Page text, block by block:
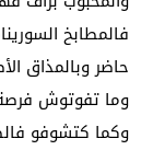
فالمطابخ
حاضر وبالمذاق
وما تفوتوش
​وكما كتشوفو